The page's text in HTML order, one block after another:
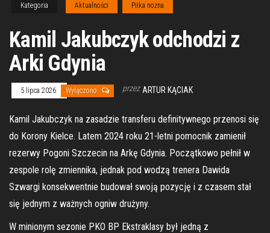
Kategoria Aktualności Piłka nożna
Kamil Jakubczyk odchodzi z
Arki Gdynia
5 lipca 2026 Wyłączono przez ARTUR KĄCIAK
Kamil Jakubczyk na zasadzie transferu definitywnego przenosi się
do Korony Kielce. Latem 2024 roku 21-letni pomocnik zamienił
rezerwy Pogoni Szczecin na Arkę Gdynia. Początkowo pełnił w
zespole rolę zmiennika, jednak pod wodzą trenera Dawida
Szwargi konsekwentnie budował swoją pozycję i z czasem stał
się jednym z ważnych ogniw drużyny.
W minionym sezonie PKO BP Ekstraklasy był jedną z